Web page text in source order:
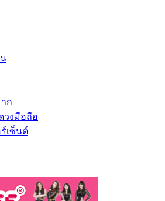
ก
วงมือถือ
เซ็นต์